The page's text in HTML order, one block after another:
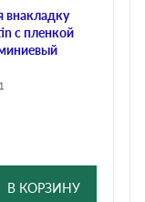
внакладку
с пленкой
В КОРЗИНУ